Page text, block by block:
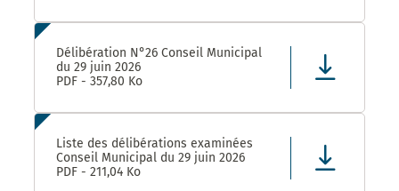
Délibération N°26 Conseil Municipal
du 29 juin 2026
PDF - 357,80 Ko
Liste des délibérations examinées
Conseil Municipal du 29 juin 2026
PDF - 211,04 Ko